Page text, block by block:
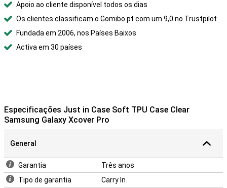
Apoio ao cliente disponível todos os dias
Os clientes classificam o Gomibo.pt com um 9,0 no Trustpilot
Fundada em 2006, nos Países Baixos
Activa em 30 países
Especificações Just in Case Soft TPU Case Clear
Samsung Galaxy Xcover Pro
General
Garantia
Três anos
Tipo de garantia
Carry In